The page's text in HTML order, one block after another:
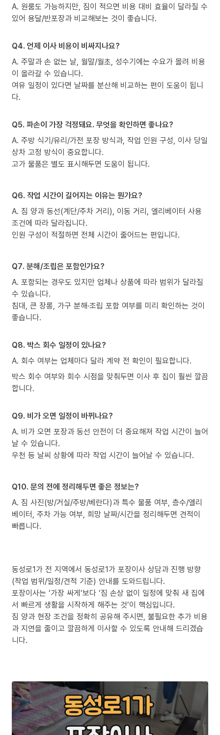
A. 원룸도 가능하지만, 짐이 적으면 비용 대비 효율이 달라질 수
있어 용달/반포장과 비교해보는 것이 좋습니다.
Q4. 언제 이사 비용이 비싸지나요?
A. 주말과 손 없는 날, 월말/월초, 성수기에는 수요가 몰려 비용
이 올라갈 수 있습니다.
여유 일정이 있다면 날짜를 분산해 비교하는 편이 도움이 됩니
다.
Q5. 파손이 가장 걱정돼요. 무엇을 확인하면 좋나요?
A. 주방 식기/유리/가전 포장 방식과, 작업 인원 구성, 이사 당일
상차 고정 방식이 중요합니다.
고가 물품은 별도 표시해두면 도움이 됩니다.
Q6. 작업 시간이 길어지는 이유는 뭔가요?
A. 짐 양과 동선(계단/주차 거리), 이동 거리, 엘리베이터 사용
조건에 따라 달라집니다.
인원 구성이 적절하면 전체 시간이 줄어드는 편입니다.
Q7. 분해/조립은 포함인가요?
A. 포함되는 경우도 있지만 업체나 상품에 따라 범위가 달라질
수 있습니다.
침대, 큰 장롱, 가구 분해·조립 포함 여부를 미리 확인하는 것이
좋습니다.
Q8. 박스 회수 일정이 있나요?
A. 회수 여부는 업체마다 달라 계약 전 확인이 필요합니다.
박스 회수 여부와 회수 시점을 맞춰두면 이사 후 집이 훨씬 깔끔
합니다.
Q9. 비가 오면 일정이 바뀌나요?
A. 비가 오면 포장과 동선 안전이 더 중요해져 작업 시간이 늘어
날 수 있습니다.
우천 등 날씨 상황에 따라 작업 시간이 늘어날 수 있습니다.
Q10. 문의 전에 정리해두면 좋은 정보는?
A. 짐 사진(방/거실/주방/베란다)과 특수 물품 여부, 층수/엘리
베이터, 주차 가능 여부, 희망 날짜/시간을 정리해두면 견적이
빠릅니다.
동성로1가 전 지역에서 동성로1가 포장이사 상담과 진행 방향
(작업 범위/일정/견적 기준) 안내를 도와드립니다.
포장이사는 ‘가장 싸게’보다 ‘짐 손상 없이 일정에 맞춰 새 집에
서 빠르게 생활을 시작하게 해주는 것’이 핵심입니다.
짐 양과 현장 조건을 정확히 공유해 주시면, 불필요한 추가 비용
과 지연을 줄이고 깔끔하게 이사할 수 있도록 안내해 드리겠습
니다.